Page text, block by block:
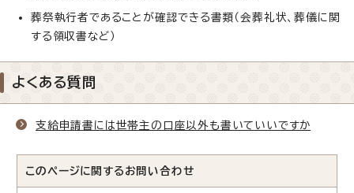
葬祭執行者であることが確認できる書類（会葬礼状、葬儀に関
する領収書など）
よくある質問
支給申請書には世帯主の口座以外も書いていいですか
このページに関する お問い合わせ